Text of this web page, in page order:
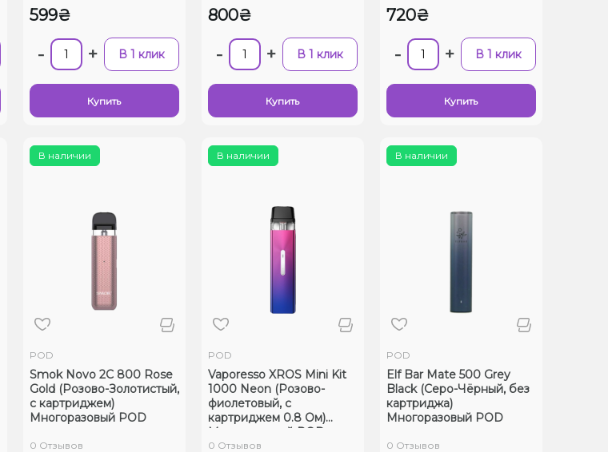
599₴
- + В 1 клик
Купить
800₴
- + В 1 клик
Купить
720₴
- + В 1 клик
Купить
В наличии
POD
Smok Novo 2C 800 Rose
Gold (Розово-Золотистый,
с картриджем)
Многоразовый POD
0 Отзывов
В наличии
POD
Vaporesso XROS Mini Kit
1000 Neon (Розово-
фиолетовый, с
картриджем 0.8 Ом)
Многоразовый POD
0 Отзывов
В наличии
POD
Elf Bar Mate 500 Grey
Black (Серо-Чёрный, без
картриджа)
Многоразовый POD
0 Отзывов